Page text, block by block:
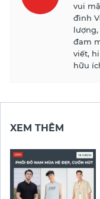
vui
đình
đam
viết,
hữu
XEM THÊM